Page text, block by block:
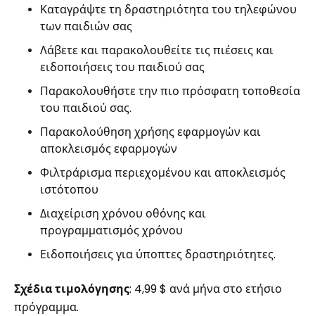
Καταγράψτε τη δραστηριότητα του τηλεφώνου
των παιδιών σας
Λάβετε και παρακολουθείτε τις πιέσεις και
ειδοποιήσεις του παιδιού σας
Παρακολουθήστε την πιο πρόσφατη τοποθεσία
του παιδιού σας.
Παρακολούθηση χρήσης εφαρμογών και
αποκλεισμός εφαρμογών
Φιλτράρισμα περιεχομένου και αποκλεισμός
ιστότοπου
Διαχείριση χρόνου οθόνης και
προγραμματισμός χρόνου
Ειδοποιήσεις για ύποπτες δραστηριότητες.
Σχέδια τιμολόγησης: 4,99 $ ανά μήνα στο ετήσιο
πρόγραμμα.